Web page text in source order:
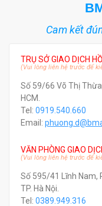
Cam kết
TRỤ SỞ GIAO DỊCH
(Vui lòng liên hệ trước để
Số 59/66 Võ Thị
HCM.
Tel: 0919.540.660
Email:
VĂN PHÒNG GIAO
(Vui lòng liên hệ trước để
Số 595/41 Lĩnh Nam,
TP. Hà Nội.
Tel: 0389.949.316